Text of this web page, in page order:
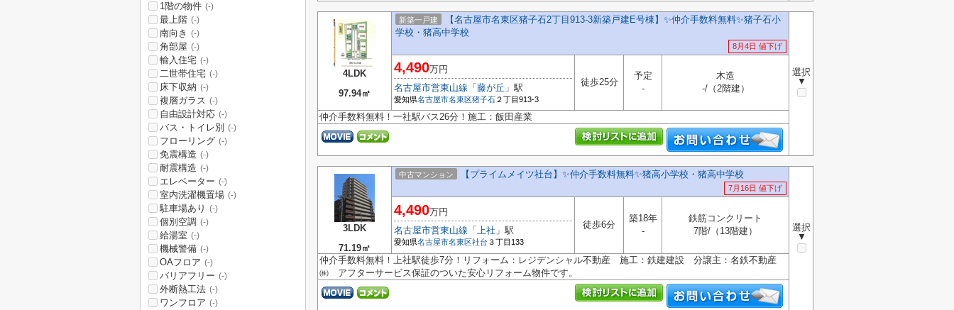
4LDK
97.94㎡
新築一戸建
【名古屋市名東区猪子石2丁目913-3新築戸建E号棟】✨️仲介手数料無料✨️猪子石小
学校・猪高中学校
8月4日 値下げ
選択
▼
4,490万円
名古屋市営東山線 「 藤が丘 」駅
愛知県名古屋市名東区猪子石 ２丁目913-3
徒歩25分
予定
-
木造
-/（2階建）
仲介手数料無料！一社駅バス26分！施工：飯田産業
3LDK
71.19㎡
中古マンション 【プライムメイツ社台】✨️仲介手数料無料✨️猪高小学校・猪高中学校
7月16日 値下げ
選択
▼
4,490万円
名古屋市営東山線 「 上社 」駅
愛知県名古屋市名東区社台 ３丁目133
徒歩6分
築18年
-
鉄筋コンクリート
7階/（13階建）
仲介手数料無料！上社駅徒歩7分！リフォーム：レジデンシャル不動産 施工：鉄建建設 分譲主：名鉄不動産
㈱ アフターサービス保証のついた安心リフォーム物件です。
1階の物件 (-)
最上階 (-)
南向き (-)
角部屋 (-)
輸入住宅 (-)
二世帯住宅 (-)
床下収納 (-)
複層ガラス (-)
自由設計対応 (-)
バス・トイレ別 (-)
フローリング (-)
免震構造 (-)
耐震構造 (-)
エレベーター (-)
室内洗濯機置場 (-)
駐車場あり (-)
個別空調 (-)
給湯室 (-)
機械警備 (-)
OAフロア (-)
バリアフリー (-)
外断熱工法 (-)
ワンフロア (-)